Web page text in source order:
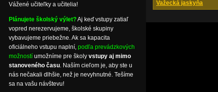
Važecká jaskyňa
Vážené učiteľky a učitelia!
Plánujete školský výlet?Aj keď vstupy zatiaľ
vopred nerezervujeme, školské skupiny
vybavujeme priebežne. Ak sa kapacita
oficiálneho vstupu naplní, podľa prevádzkových
možností umožníme pre školy vstupy aj mimo
stanoveného času. Naším cieľom je, aby ste u
nás nečakali dlhšie, než je nevyhnutné. Tešíme
sa na vašu návštevu!